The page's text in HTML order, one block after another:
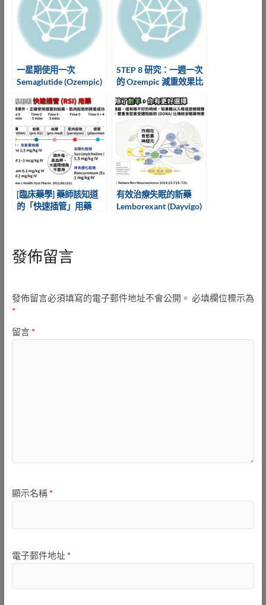
一星期使用一次
Semaglutide (Ozempic)
STEP 8 研究：一週一次
的 Ozempic 減重效果比
[臨床藥學] 藥師該知道
的「快速插管」用藥
有效治療失眠的新藥
Lemborexant (Dayvigo)
發佈留言
發佈留言必須填寫的電子郵件地址不會公開。 必填欄位標示為
*
留言 *
顯示名稱 *
電子郵件地址 *